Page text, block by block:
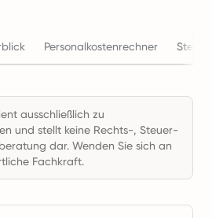
Personalkostenrechner
ausschließlich zu
und stellt keine Rechts-, Steuer-
dar. Wenden Sie sich an
Fachkraft.